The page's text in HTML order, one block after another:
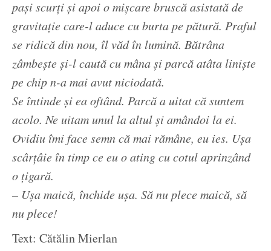
pași scurți și apoi o mișcare bruscă asistată de
gravitație care-l aduce cu burta pe pătură. Praful
se ridică din nou, îl văd în lumină. Bătrâna
zâmbește și-l caută cu mâna și parcă atâta liniște
pe chip n-a mai avut niciodată.
Se întinde și ea oftând. Parcă a uitat că suntem
acolo. Ne uitam unul la altul și amândoi la ei.
Ovidiu îmi face semn că mai rămâne, eu ies. Ușa
scârțâie în timp ce eu o ating cu cotul aprinzând
o țigară.
– Ușa maică, închide ușa. Să nu plece maică, să
nu plece!
Text: Cătălin Mierlan